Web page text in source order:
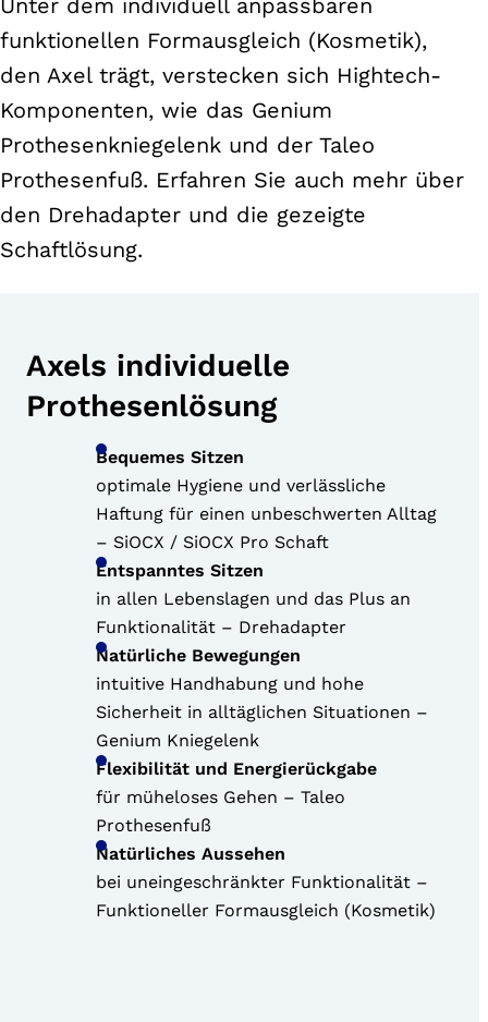
funktionellen Formausgleich (Kosmetik),
den Axel trägt, verstecken sich Hightech-
Komponenten, wie das Genium
Prothesenkniegelenk und der Taleo
Prothesenfuß. Erfahren Sie auch mehr über
den Drehadapter und die gezeigte
Schaftlösung.
Axels individuelle
Prothesenlösung
Bequemes Sitzen
optimale Hygiene und verlässliche
Haftung für einen unbeschwerten Alltag
– SiOCX / SiOCX Pro Schaft
Entspanntes Sitzen
in allen Lebenslagen und das Plus an
Funktionalität – Drehadapter
Natürliche Bewegungen
intuitive Handhabung und hohe
Sicherheit in alltäglichen Situationen –
Genium Kniegelenk
Flexibilität und Energierückgabe
für müheloses Gehen – Taleo
Prothesenfuß
Natürliches Aussehen
bei uneingeschränkter Funktionalität –
Funktioneller Formausgleich (Kosmetik)